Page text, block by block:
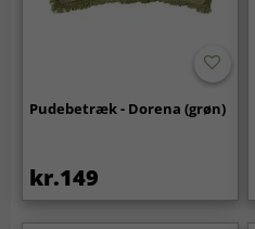
Pudebetræk - Dorena (grøn)
kr.149